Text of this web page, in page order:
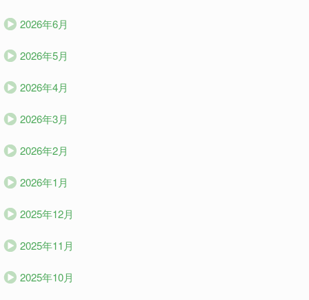
2026年6月
2026年5月
2026年4月
2026年3月
2026年2月
2026年1月
2025年12月
2025年11月
2025年10月